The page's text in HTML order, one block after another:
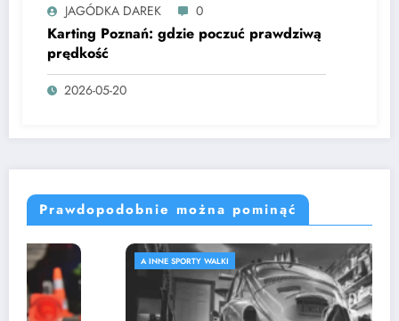
JAGÓDKA DAREK 0
Karting Poznań: gdzie poczuć prawdziwą
prędkość
2026-05-20
Prawdopodobnie można pominąć
A INNE SPORTY WALKI